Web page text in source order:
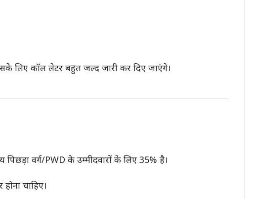
लिए कॉल लेटर बहुत जल्द जारी कर दिए जाएंगे।
वर्ग/PWD के उम्मीदवारों के लिए 35% है।
चाहिए।